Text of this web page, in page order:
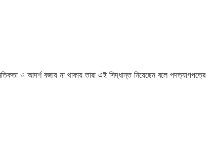
ও আদর্শ বজায় না থাকায় তারা এই সিদ্ধান্ত নিয়েছেন বলে পদত্যাগপত্রে